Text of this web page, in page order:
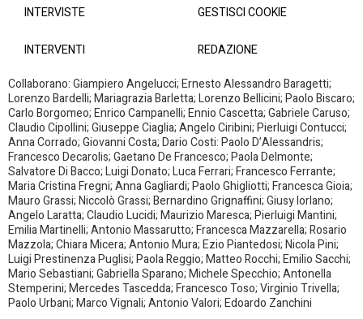
INTERVISTE
INTERVENTI
GESTISCI COOKIE
REDAZIONE
Collaborano: Giampiero Angelucci; Ernesto Alessandro Baragetti;
Lorenzo Bardelli; Mariagrazia Barletta; Lorenzo Bellicini; Paolo Biscaro;
Carlo Borgomeo; Enrico Campanelli; Ennio Cascetta; Gabriele Caruso;
Claudio Cipollini; Giuseppe Ciaglia; Angelo Ciribini; Pierluigi Contucci;
Anna Corrado; Giovanni Costa; Dario Costi: Paolo D’Alessandris;
Francesco Decarolis; Gaetano De Francesco; Paola Delmonte;
Salvatore Di Bacco; Luigi Donato; Luca Ferrari; Francesco Ferrante;
Maria Cristina Fregni; Anna Gagliardi; Paolo Ghigliotti; Francesca Gioia;
Mauro Grassi; Niccolò Grassi; Bernardino Grignaffini; Giusy Iorlano;
Angelo Laratta; Claudio Lucidi; Maurizio Maresca; Pierluigi Mantini;
Emilia Martinelli; Antonio Massarutto; Francesca Mazzarella; Rosario
Mazzola; Chiara Micera; Antonio Mura; Ezio Piantedosi; Nicola Pini;
Luigi Prestinenza Puglisi; Paola Reggio; Matteo Rocchi; Emilio Sacchi;
Mario Sebastiani; Gabriella Sparano; Michele Specchio; Antonella
Stemperini; Mercedes Tascedda; Francesco Toso; Virginio Trivella;
Paolo Urbani; Marco Vignali; Antonio Valori; Edoardo Zanchini